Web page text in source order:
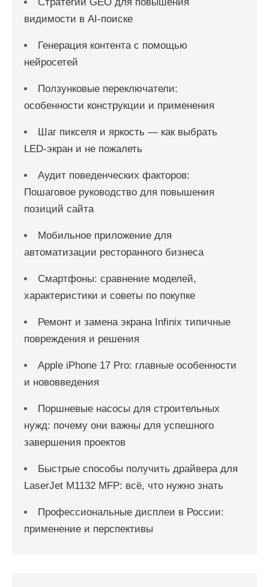
видимости в AI-поиске
Генерация контента с помощью
нейросетей
Ползунковые переключатели:
особенности конструкции и применения
Шаг пикселя и яркость — как выбрать
LED-экран и не пожалеть
Аудит поведенческих факторов:
Пошаговое руководство для повышения
позиций сайта
Мобильное приложение для
автоматизации ресторанного бизнеса
Смартфоны: сравнение моделей,
характеристики и советы по покупке
Ремонт и замена экрана Infinix типичные
повреждения и решения
Apple iPhone 17 Pro: главные особенности
и нововведения
Поршневые насосы для строительных
нужд: почему они важны для успешного
завершения проектов
Быстрые способы получить драйвера для
LaserJet M1132 MFP: всё, что нужно знать
Профессиональные дисплеи в России:
применение и перспективы